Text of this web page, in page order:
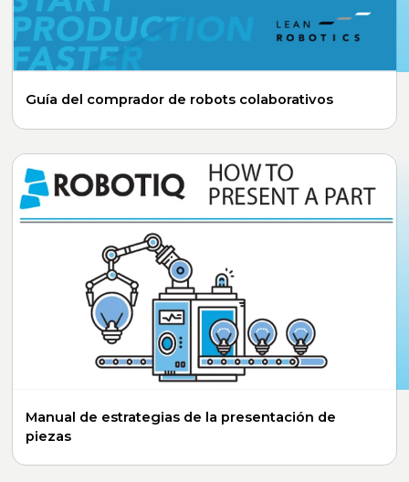
Guía del comprador de robots colaborativos
Manual de estrategias de la presentación de
piezas